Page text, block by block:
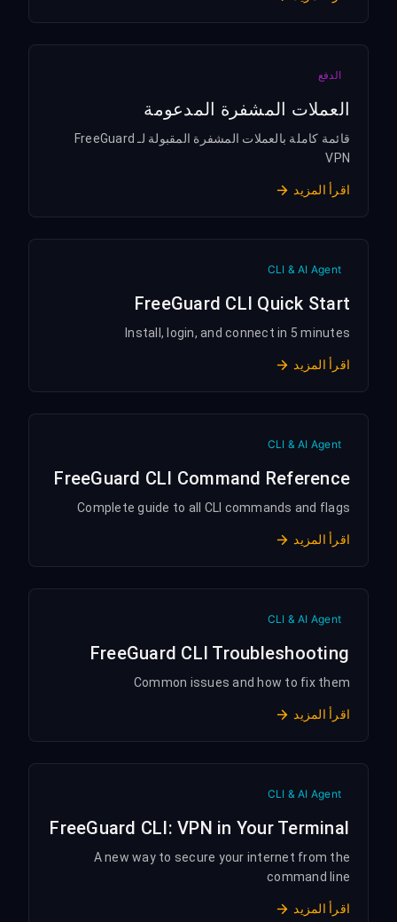
الدفع
العملات المشفرة المدعومة
قائمة كاملة بالعملات المشفرة المقبولة لـ FreeGuard
VPN
اقرأ المزيد
CLI & AI Agent
FreeGuard CLI Quick Start
Install, login, and connect in 5 minutes
اقرأ المزيد
CLI & AI Agent
FreeGuard CLI Command Reference
Complete guide to all CLI commands and flags
اقرأ المزيد
CLI & AI Agent
FreeGuard CLI Troubleshooting
Common issues and how to fix them
اقرأ المزيد
CLI & AI Agent
FreeGuard CLI: VPN in Your Terminal
A new way to secure your internet from the
command line
اقرأ المزيد